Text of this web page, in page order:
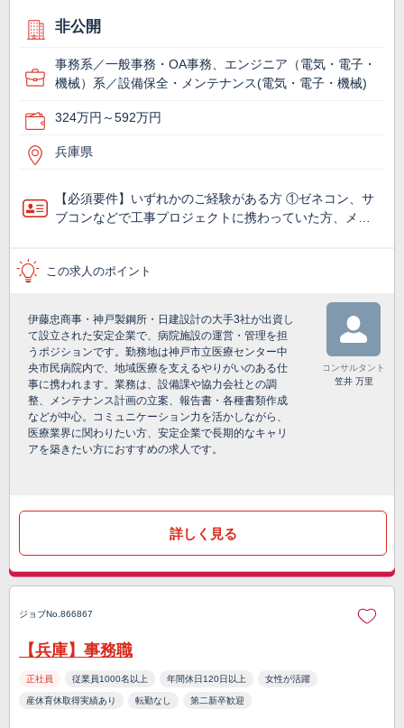
非公開
事務系／一般事務・OA事務、エンジニア（電気・電子・
機械）系／設備保全・メンテナンス(電気・電子・機械)
324万円～592万円
兵庫県
【必須要件】いずれかのご経験がある方 ①ゼネコン、サ
ブコンなどで工事プロジェクトに携わっていた方、メ…
この求人のポイント
伊藤忠商事・神戸製鋼所・日建設計の大手3社が出資し
て設立された安定企業で、病院施設の運営・管理を担
うポジションです。勤務地は神戸市立医療センター中
央市民病院内で、地域医療を支えるやりがいのある仕
事に携われます。業務は、設備課や協力会社との調
整、メンテナンス計画の立案、報告書・各種書類作成
などが中心。コミュニケーション力を活かしながら、
医療業界に関わりたい方、安定企業で長期的なキャリ
アを築きたい方におすすめの求人です。
コンサルタント
笠井 万里
詳しく見る
ジョブNo.866867
【兵庫】事務職
正社員 従業員1000名以上 年間休日120日以上 女性が活躍
産休育休取得実績あり 転勤なし 第二新卒歓迎